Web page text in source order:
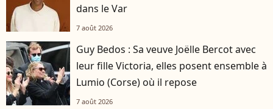
dans le Var
7 août 2026
Guy Bedos : Sa veuve Joëlle Bercot avec
leur fille Victoria, elles posent ensemble à
Lumio (Corse) où il repose
7 août 2026